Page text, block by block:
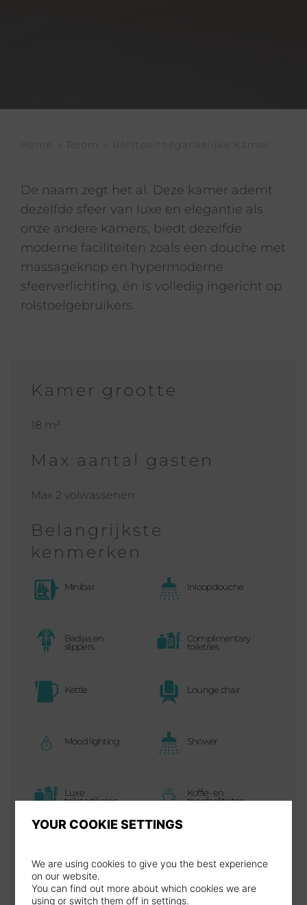
Home Room Rolstoeltoegankelijke Kamer
De naam zegt het al. Deze kamer ademt
dezelfde sfeer van luxe en elegantie als
onze andere kamers, biedt dezelfde
moderne faciliteiten zoals een douche met
massageknop en hypermoderne
sfeerverlichting, én is volledig ingericht op
rolstoelgebruikers.
Kamer grootte
18 m²
Max aantal gasten
Max 2 volwassenen
Belangrijkste
kenmerken
Minibar Inloopdouche
Badjas en
slippers
Complimentary
toiletries
Kettle Lounge chair
Mood lighting Shower
Luxe
toiletartikelen
Koffie- en
theefaciliteiten
Föhn Airconditioning
YOUR COOKIE SETTINGS
We are using cookies to give you the best experience
on our website.
You can find out more about which cookies we are
using or switch them off in settings.